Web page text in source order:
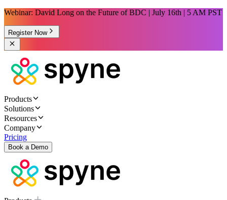
Webinar: David Long on the Future of BDC | July 16th | 5 AM PST
Register Now
Products
Solutions
Resources
Company
Pricing
Book a Demo